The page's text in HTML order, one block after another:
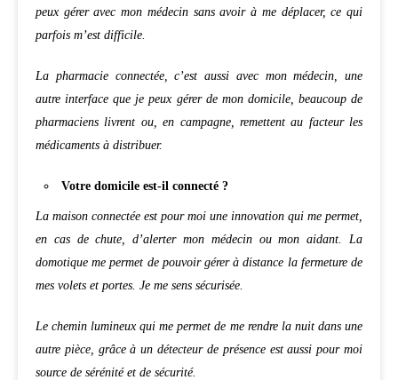
peux gérer avec mon médecin sans avoir à me déplacer, ce qui
parfois m’est difficile.
La pharmacie connectée, c’est aussi avec mon médecin, une
autre interface que je peux gérer de mon domicile, beaucoup de
pharmaciens livrent ou, en campagne, remettent au facteur les
médicaments à distribuer.
Votre domicile est-il connecté ?
La maison connectée est pour moi une innovation qui me permet,
en cas de chute, d’alerter mon médecin ou mon aidant. La
domotique me permet de pouvoir gérer à distance la fermeture de
mes volets et portes. Je me sens sécurisée.
Le chemin lumineux qui me permet de me rendre la nuit dans une
autre pièce, grâce à un détecteur de présence est aussi pour moi
source de sérénité et de sécurité.